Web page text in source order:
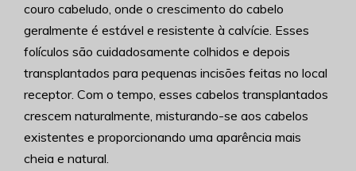
couro cabeludo, onde o crescimento do cabelo
geralmente é estável e resistente à calvície. Esses
folículos são cuidadosamente colhidos e depois
transplantados para pequenas incisões feitas no local
receptor. Com o tempo, esses cabelos transplantados
crescem naturalmente, misturando-se aos cabelos
existentes e proporcionando uma aparência mais
cheia e natural.